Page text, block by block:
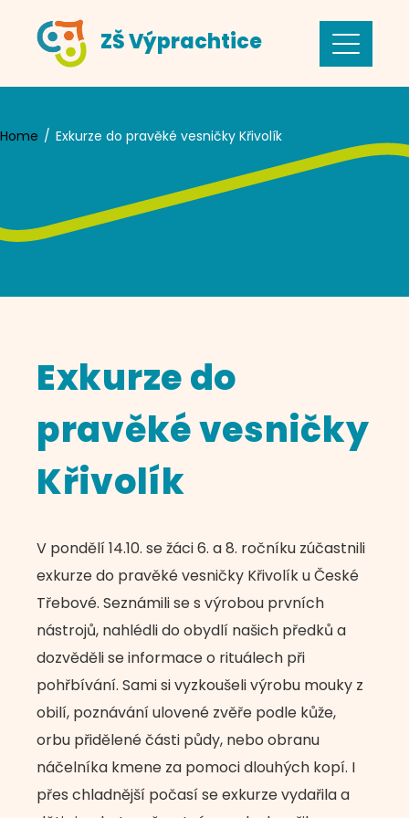
content
ZŠ Výprachtice
Home Exkurze do pravěké vesničky Křivolík
Exkurze do
pravěké vesničky
Křivolík
V pondělí 14.10. se žáci 6. a 8. ročníku zúčastnili
exkurze do pravěké vesničky Křivolík u České
Třebové. Seznámili se s výrobou prvních
nástrojů, nahlédli do obydlí našich předků a
dozvěděli se informace o rituálech při
pohřbívání. Sami si vyzkoušeli výrobu mouky z
obilí, poznávání ulovené zvěře podle kůže,
orbu přidělené části půdy, nebo obranu
náčelníka kmene za pomoci dlouhých kopí. I
přes chladnější počasí se exkurze vydařila a